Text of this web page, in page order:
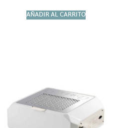
AÑADIR AL CARRITO